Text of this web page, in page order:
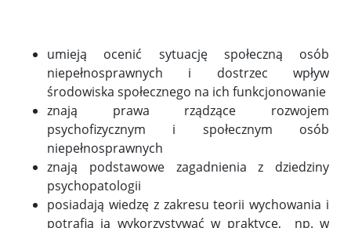
umieją ocenić sytuację społeczną osób
niepełnosprawnych i dostrzec wpływ
środowiska społecznego na ich funkcjonowanie
znają prawa rządzące rozwojem
psychofizycznym i społecznym osób
niepełnosprawnych
znają podstawowe zagadnienia z dziedziny
psychopatologii
posiadają wiedzę z zakresu teorii wychowania i
potrafią ją wykorzystywać w praktyce, np. w